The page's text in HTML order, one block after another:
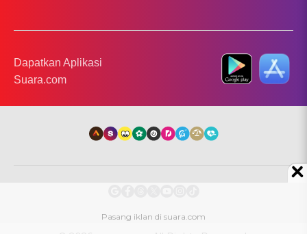
Dapatkan Aplikasi
Suara.com